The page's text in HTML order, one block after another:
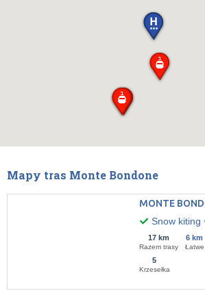
Mapy tras Monte Bondone
MONTE
Snow kiting
17 km
Razem trasy
6 km
Łatwe
5
Krzesełka